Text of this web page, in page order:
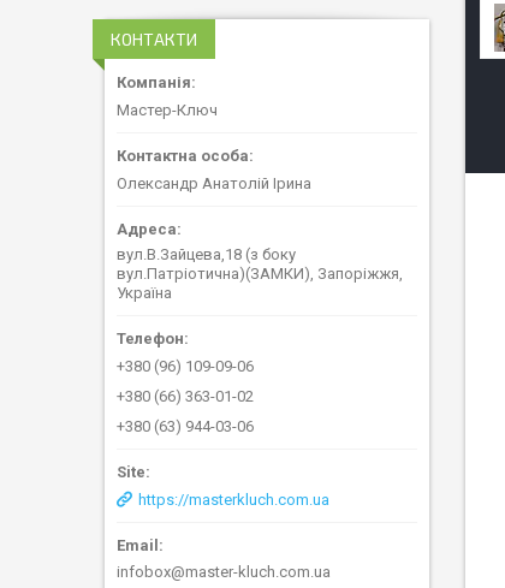
КОНТАКТИ
Мастер-Ключ
Олександр Анатолій Ірина
вул.В.Зайцева,18 (з боку
вул.Патріотична)(ЗАМКИ), Запоріжжя,
Україна
+380 (96) 109-09-06
+380 (66) 363-01-02
+380 (63) 944-03-06
https://masterkluch.com.ua
infobox@master-kluch.com.ua